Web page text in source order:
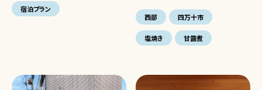
宿泊プラン
西部 四万十市
塩焼き 甘露煮